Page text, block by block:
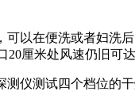
在便洗或者妇洗后
20厘米处风速仍旧可
测试四个档位的干